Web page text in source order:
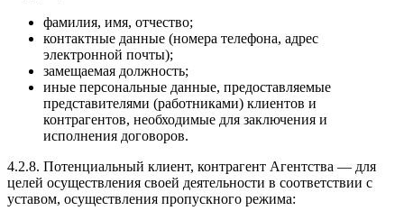
фамилия, имя, отчество;
контактные данные (номера телефона, адрес
электронной почты);
замещаемая должность;
иные персональные данные, предоставляемые
представителями (работниками) клиентов и
контрагентов, необходимые для заключения и
исполнения договоров.
4.2.8. Потенциальный клиент, контрагент Агентства — для
целей осуществления своей деятельности в соответствии с
уставом, осуществления пропускного режима: